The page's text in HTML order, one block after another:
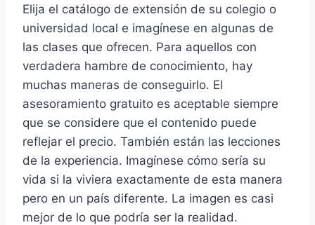
Elija el catálogo de extensión de su colegio o
universidad local e imagínese en algunas de
las clases que ofrecen. Para aquellos con
verdadera hambre de conocimiento, hay
muchas maneras de conseguirlo. El
asesoramiento gratuito es aceptable siempre
que se considere que el contenido puede
reflejar el precio. También están las lecciones
de la experiencia. Imagínese cómo sería su
vida si la viviera exactamente de esta manera
pero en un país diferente. La imagen es casi
mejor de lo que podría ser la realidad.